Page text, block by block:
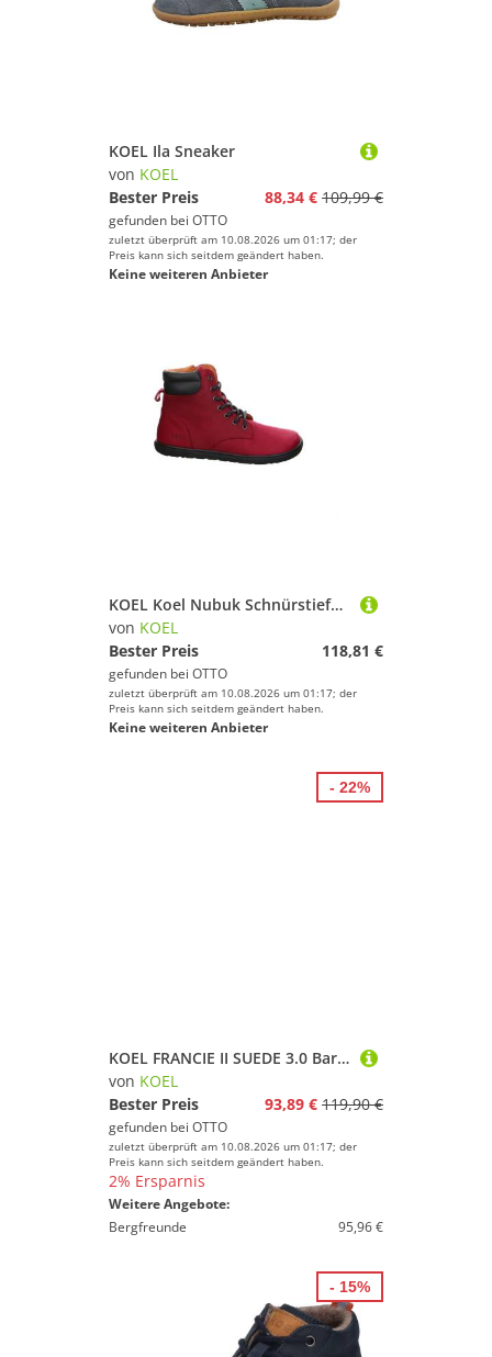
KOEL Ila Sneaker
von KOEL
Bester Preis
88,34 € 109,99 €
gefunden bei OTTO
zuletzt überprüft am 10.08.2026 um 01:17; der
Preis kann sich seitdem geändert haben.
Keine weiteren Anbieter
KOEL Koel Nubuk Schnürstiefel - Sneaker rot Stiefelette
von KOEL
Bester Preis
118,81 €
gefunden bei OTTO
zuletzt überprüft am 10.08.2026 um 01:17; der
Preis kann sich seitdem geändert haben.
Keine weiteren Anbieter
KOEL FRANCIE II SUEDE 3.0 Barfußschuh Dorado
von KOEL
Bester Preis
93,89 € 119,90 €
gefunden bei OTTO
zuletzt überprüft am 10.08.2026 um 01:17; der
Preis kann sich seitdem geändert haben.
2% Ersparnis
Weitere Angebote:
Bergfreunde
95,96 €
- 22%
- 15%